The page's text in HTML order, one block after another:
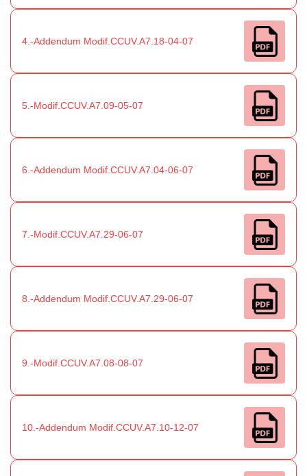
4.-Addendum Modif.CCUV.A7.18-04-07
5.-Modif.CCUV.A7.09-05-07
6.-Addendum Modif.CCUV.A7.04-06-07
7.-Modif.CCUV.A7.29-06-07
8.-Addendum Modif.CCUV.A7.29-06-07
9.-Modif.CCUV.A7.08-08-07
10.-Addendum Modif.CCUV.A7.10-12-07